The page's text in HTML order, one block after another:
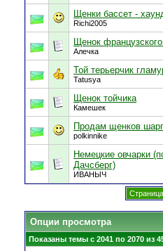
Щенки бассет -
Richi2005
Щенок
Алечка
Той терьерчик
Tatusya
Щенок тойчика
Камешек
Продам щенков
polkinnike
Немецкие овчарки
Дачсберг)
ИВАНЫЧ
Опции просмотра
Показаны темы с 2041 по 2070 из